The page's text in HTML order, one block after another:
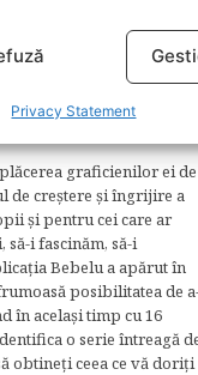
Privacy Statement
graficienilor ei de
de creştere şi îngrijire a
şi pentru cei care ar
i fascinăm, să-i
Bebelu a apărut în
posibilitatea de
în acelaşi timp cu 16
o serie întreagă
obtineţi ceea ce vă doriţi